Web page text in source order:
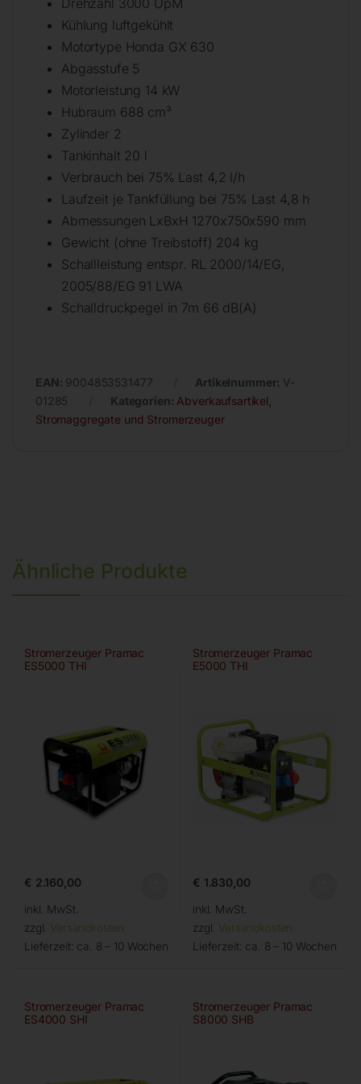
Drehzahl 3000 UpM
Kühlung luftgekühlt
Motortype Honda GX 630
Abgasstufe 5
Motorleistung 14 kW
Hubraum 688 cm³
Zylinder 2
Tankinhalt 20 l
Verbrauch bei 75% Last 4,2 l/h
Laufzeit je Tankfüllung bei 75% Last 4,8 h
Abmessungen LxBxH 1270x750x590 mm
Gewicht (ohne Treibstoff) 204 kg
Schallleistung entspr. RL 2000/14/EG,
2005/88/EG 91 LWA
Schalldruckpegel in 7m 66 dB(A)
EAN: 9004853531477 Artikelnummer: V-
01285
Kategorien: Abverkaufsartikel
Stromaggregate und Stromerzeuger
Ähnliche Produkte
Stromerzeuger Pramac
ES5000 THI
€ 2.160,00
inkl. MwSt.
zzgl. Versandkosten
Lieferzeit: ca. 8 – 10 Wochen
Stromerzeuger Pramac
E5000 THI
€ 1.830,00
inkl. MwSt.
zzgl. Versandkosten
Lieferzeit: ca. 8 – 10 Wochen
Stromerzeuger Pramac
ES4000 SHI
Stromerzeuger Pramac
S8000 SHB